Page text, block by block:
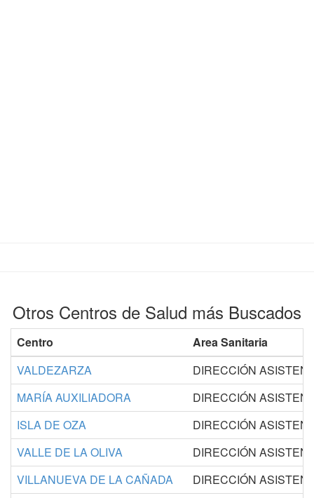
Otros Centros de Salud más Buscados
Centro
Area Sanitaria
VALDEZARZA
DIRECCIÓN
MARÍA AUXILIADORA
DIRECCIÓN
ISLA DE OZA
DIRECCIÓN
VALLE DE LA OLIVA
DIRECCIÓN
VILLANUEVA DE LA CAÑADA
DIRECCIÓN